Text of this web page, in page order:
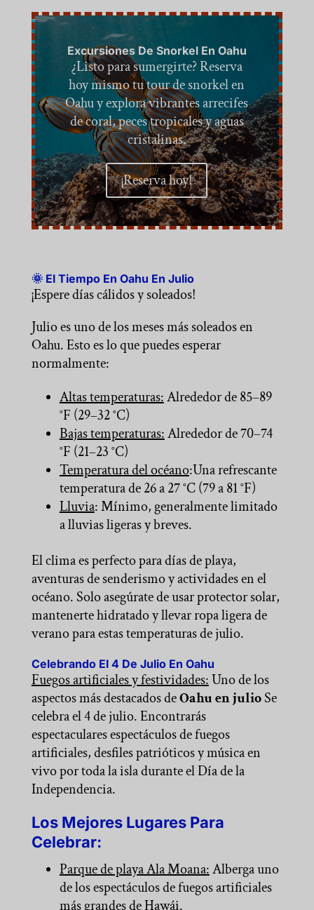
Excursiones De Snorkel En Oahu
¿Listo para sumergirte? Reserva
hoy mismo tu tour de snorkel en
Oahu y explora vibrantes arrecifes
de coral, peces tropicales y aguas
cristalinas.
¡Reserva hoy!
🌞 El Tiempo En Oahu En Julio
¡Espere días cálidos y soleados!
Julio es uno de los meses más soleados en
Oahu. Esto es lo que puedes esperar
normalmente:
Altas temperaturas:Alrededor de 85–89
°F (29–32 °C)
Bajas temperaturas:Alrededor de 70–74
°F (21–23 °C)
Temperatura del océano:Una refrescante
temperatura de 26 a 27 °C (79 a 81 °F)
Lluvia: Mínimo, generalmente limitado
a lluvias ligeras y breves.
El clima es perfecto para días de playa,
aventuras de senderismo y actividades en el
océano. Solo asegúrate de usar protector solar,
mantenerte hidratado y llevar ropa ligera de
verano para estas temperaturas de julio.
Celebrando El 4 De Julio En Oahu
Fuegos artificiales y festividades:Uno de los
aspectos más destacados deOahu en julioSe
celebra el 4 de julio. Encontrarás
espectaculares espectáculos de fuegos
artificiales, desfiles patrióticos y música en
vivo por toda la isla durante el Día de la
Independencia.
Los Mejores Lugares Para
Celebrar:
Parque de playa Ala Moana:Alberga uno
de los espectáculos de fuegos artificiales
más grandes de Hawái.